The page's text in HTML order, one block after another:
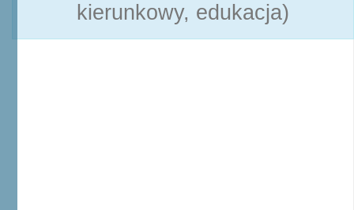
kierunkowy, edukacja)